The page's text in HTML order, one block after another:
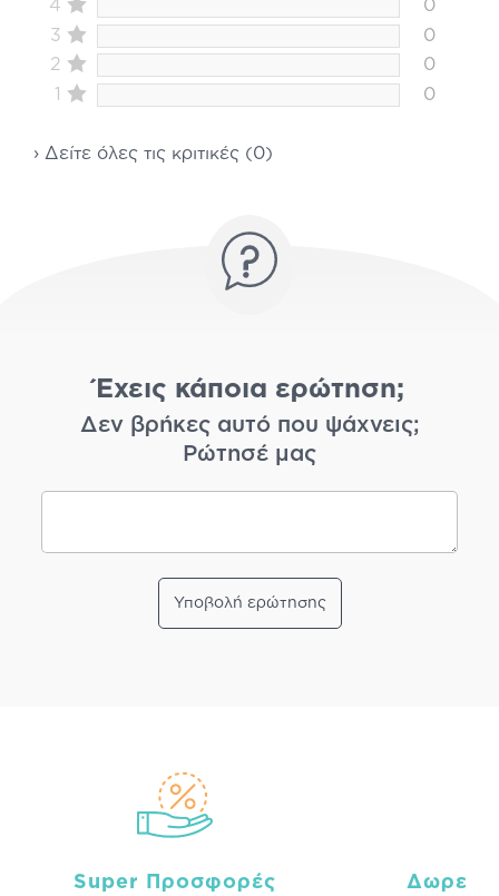
4
0
3
0
2
0
1
0
› Δείτε όλες τις κριτικές (0)
Έχεις κάποια ερώτηση;
Δεν βρήκες αυτό που ψάχνεις;
Ρώτησέ μας
Υποβολή ερώτησης
Super Προσφορές Δωρεάν